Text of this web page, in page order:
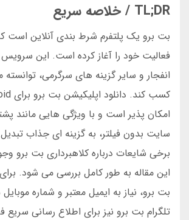
TL;DR / خلاصه سریع
فعالیت خود را آغاز کرده است. این سرویس
انفجار و سایر گزینه های سرگرمی،
امکان پذیر است و با ویژگی هایی مانند
سایت بدون فیلتر، به گزینه ای جذاب
برخی شایعات درباره کلاهبرداری بت برو
این مقاله به طور کامل بررسی می شود.
بت برو، نیاز به ایمیل معتبر و شماره موبایل
تلگرام بت برو نیز برای اطلاع رسانی